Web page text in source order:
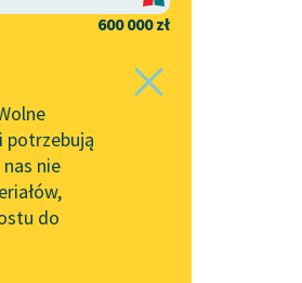
wykorzystania
Lektur
promocyjne
600 000 zł
potrzebują
nie
do